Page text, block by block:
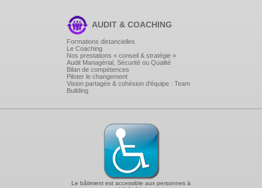
PROFESSIONNELLE
Réactualisation des connaissances de base en
mathématiques, français, contenus professionnels DES 2
Divers exercices seront proposés. Ils permettront l'évaluation
des besoins et serviront de guide pour aborder les points
faibles sur lesquels réactualiser les connaissances des
Les thèmes suivants pourront être abordés :
Mesures de temps, Unités de mesure, Volumes et
masses volumiques, Pourcentage.
Vocabulaire, orthographe, grammaire.
Connaissances professionnelles en termes de confort.
Bien- être de la personne soignée et des règles
d'hygiène et de prophylaxie des infections.
AUDIT & COACHING
Formations distancielles
Le Coaching
Nos prestations « conseil & stratégie »
Audit Managérial, Sécurité ou Qualité
Bilan de compétences
Piloter le changement
Vision partagée & cohésion d'équipe : Team
Building
Le bâtiment est accessible aux personnes à